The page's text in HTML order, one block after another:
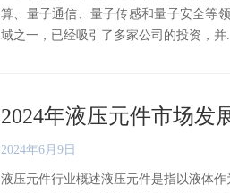
算、量子通信、量子传感和量子安全等
域之一，已经吸引了多家公司的投资，并
2024年液压元件市场发
2024年6月9日
液压元件行业概述液压元件是指以液体